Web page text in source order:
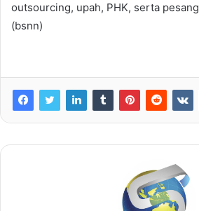
outsourcing, upah, PHK, serta
(bsnn)